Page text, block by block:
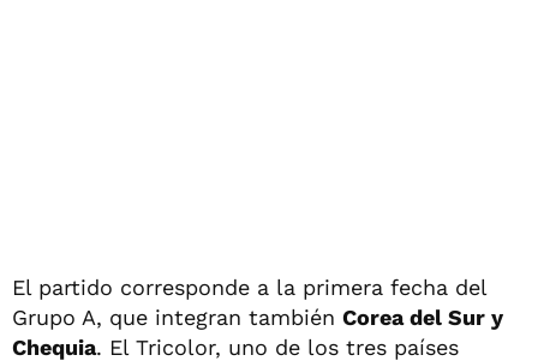
El partido corresponde a la primera fecha del
Grupo A, que integran también Corea del Sur y
Chequia. El Tricolor, uno de los tres países